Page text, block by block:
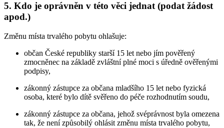
5. Kdo je oprávněn v této věci jednat (podat žádost
apod.)
Změnu místa trvalého pobytu ohlašuje:
občan České republiky starší 15 let nebo jím pověřený
zmocněnec na základě zvláštní plné moci s úředně ověřenými
podpisy,
zákonný zástupce za občana mladšího 15 let nebo fyzická
osoba, které bylo dítě svěřeno do péče rozhodnutím soudu,
zákonný zástupce za občana, jehož svéprávnost byla omezena
tak, že není způsobilý ohlásit změnu místa trvalého pobytu,